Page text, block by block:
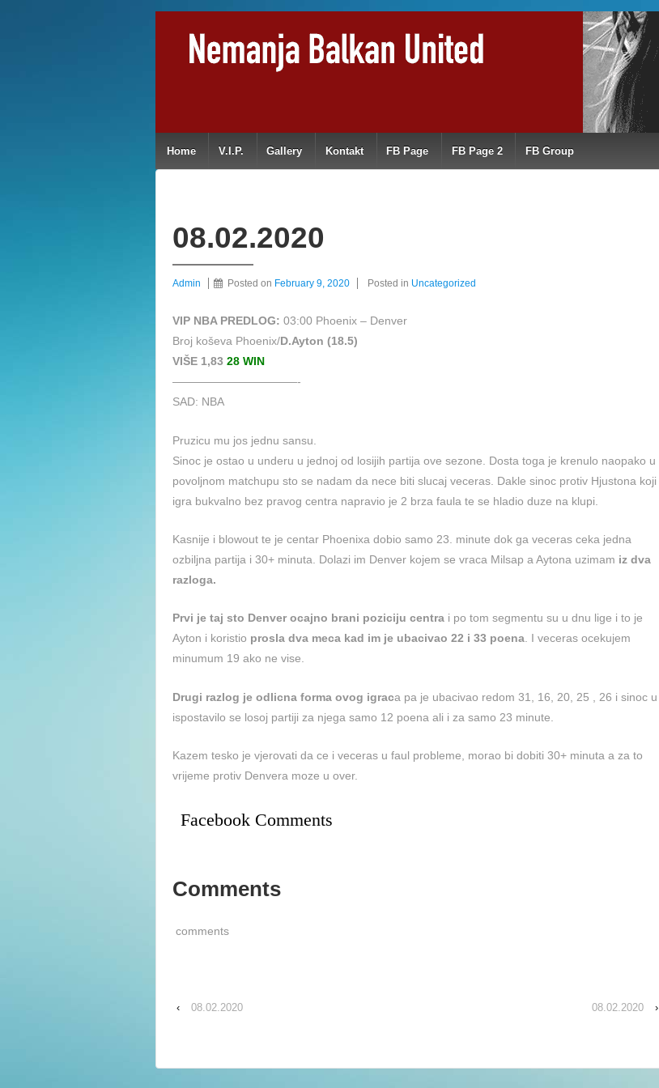
Home V.I.P. Gallery Kontakt FB Page FB Page 2 FB Group
08.02.2020
Admin Posted on February 9, 2020 Posted in Uncategorized
VIP NBA PREDLOG: 03:00 Phoenix – Denver
Broj koševa Phoenix/D.Ayton (18.5)
VIŠE 1,83 28 WIN
———————————-
SAD: NBA
Pruzicu mu jos jednu sansu.
Sinoc je ostao u underu u jednoj od losijih partija ove sezone. Dosta toga je krenulo naopako u
povoljnom matchupu sto se nadam da nece biti slucaj veceras. Dakle sinoc protiv Hjustona koji
igra bukvalno bez pravog centra napravio je 2 brza faula te se hladio duze na klupi.
Kasnije i blowout te je centar Phoenixa dobio samo 23. minute dok ga veceras ceka jedna
ozbiljna partija i 30+ minuta. Dolazi im Denver kojem se vraca Milsap a Aytona uzimam iz dva
razloga.
Prvi je taj sto Denver ocajno brani poziciju centra i po tom segmentu su u dnu lige i to je
Ayton i koristio prosla dva meca kad im je ubacivao 22 i 33 poena. I veceras ocekujem
minumum 19 ako ne vise.
Drugi razlog je odlicna forma ovog igraca pa je ubacivao redom 31, 16, 20, 25 , 26 i sinoc u
ispostavilo se losoj partiji za njega samo 12 poena ali i za samo 23 minute.
Kazem tesko je vjerovati da ce i veceras u faul probleme, morao bi dobiti 30+ minuta a za to
vrijeme protiv Denvera moze u over.
Facebook Comments
Comments
comments
‹ 08.02.2020 08.02.2020 ›